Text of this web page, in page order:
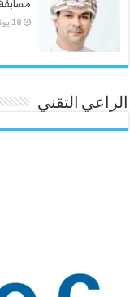
18 يونيو، 2026
الراعي التقني